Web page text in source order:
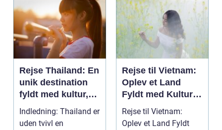
Rejse Thailand: En
unik destination
fyldt med kultur,
skønhed og
eventyr
Indledning: Thailand er
uden tvivl en
Rejse til Vietnam:
Oplev et Land
Fyldt med Kultur,
Historie og
Eventyr
Rejse til Vietnam:
Oplev et Land Fyldt